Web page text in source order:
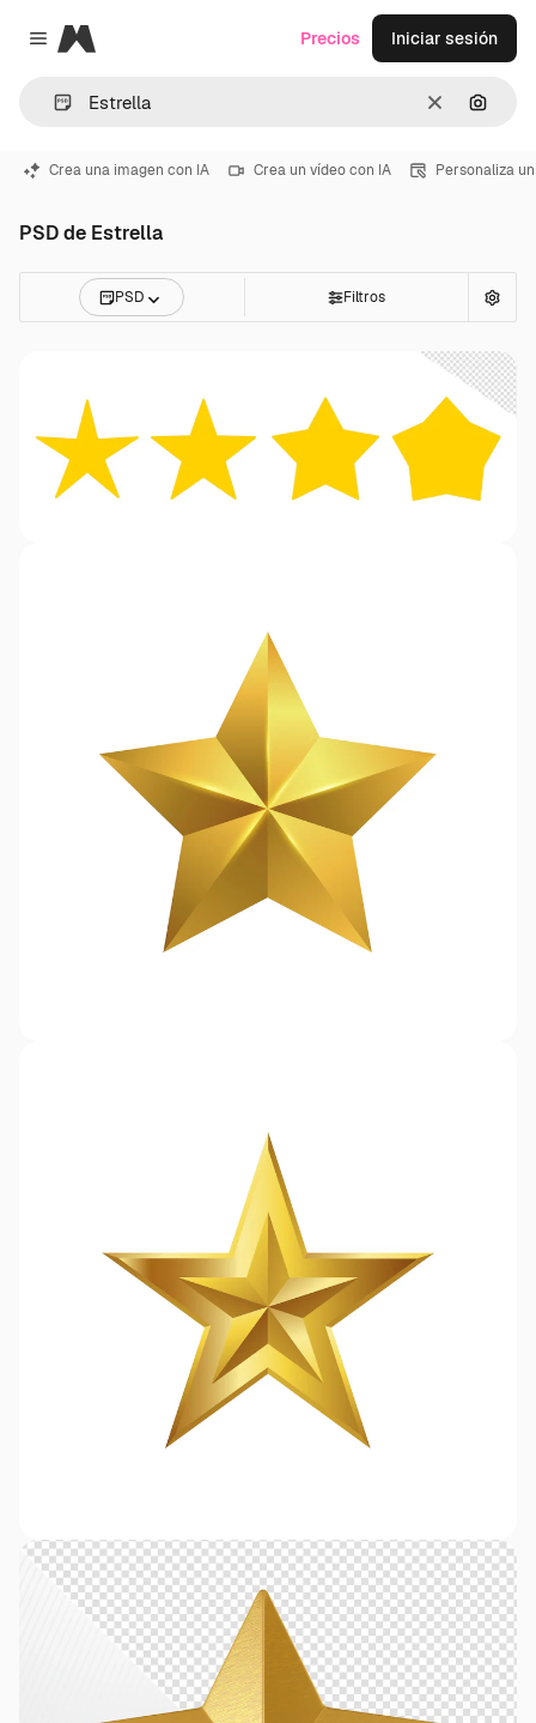
Close menu
Magnific
Borrar
Precios Iniciar sesión
Crea una imagen con IA Crea un vídeo con IA Personaliza
PSD de Estrella
PSD Filtros